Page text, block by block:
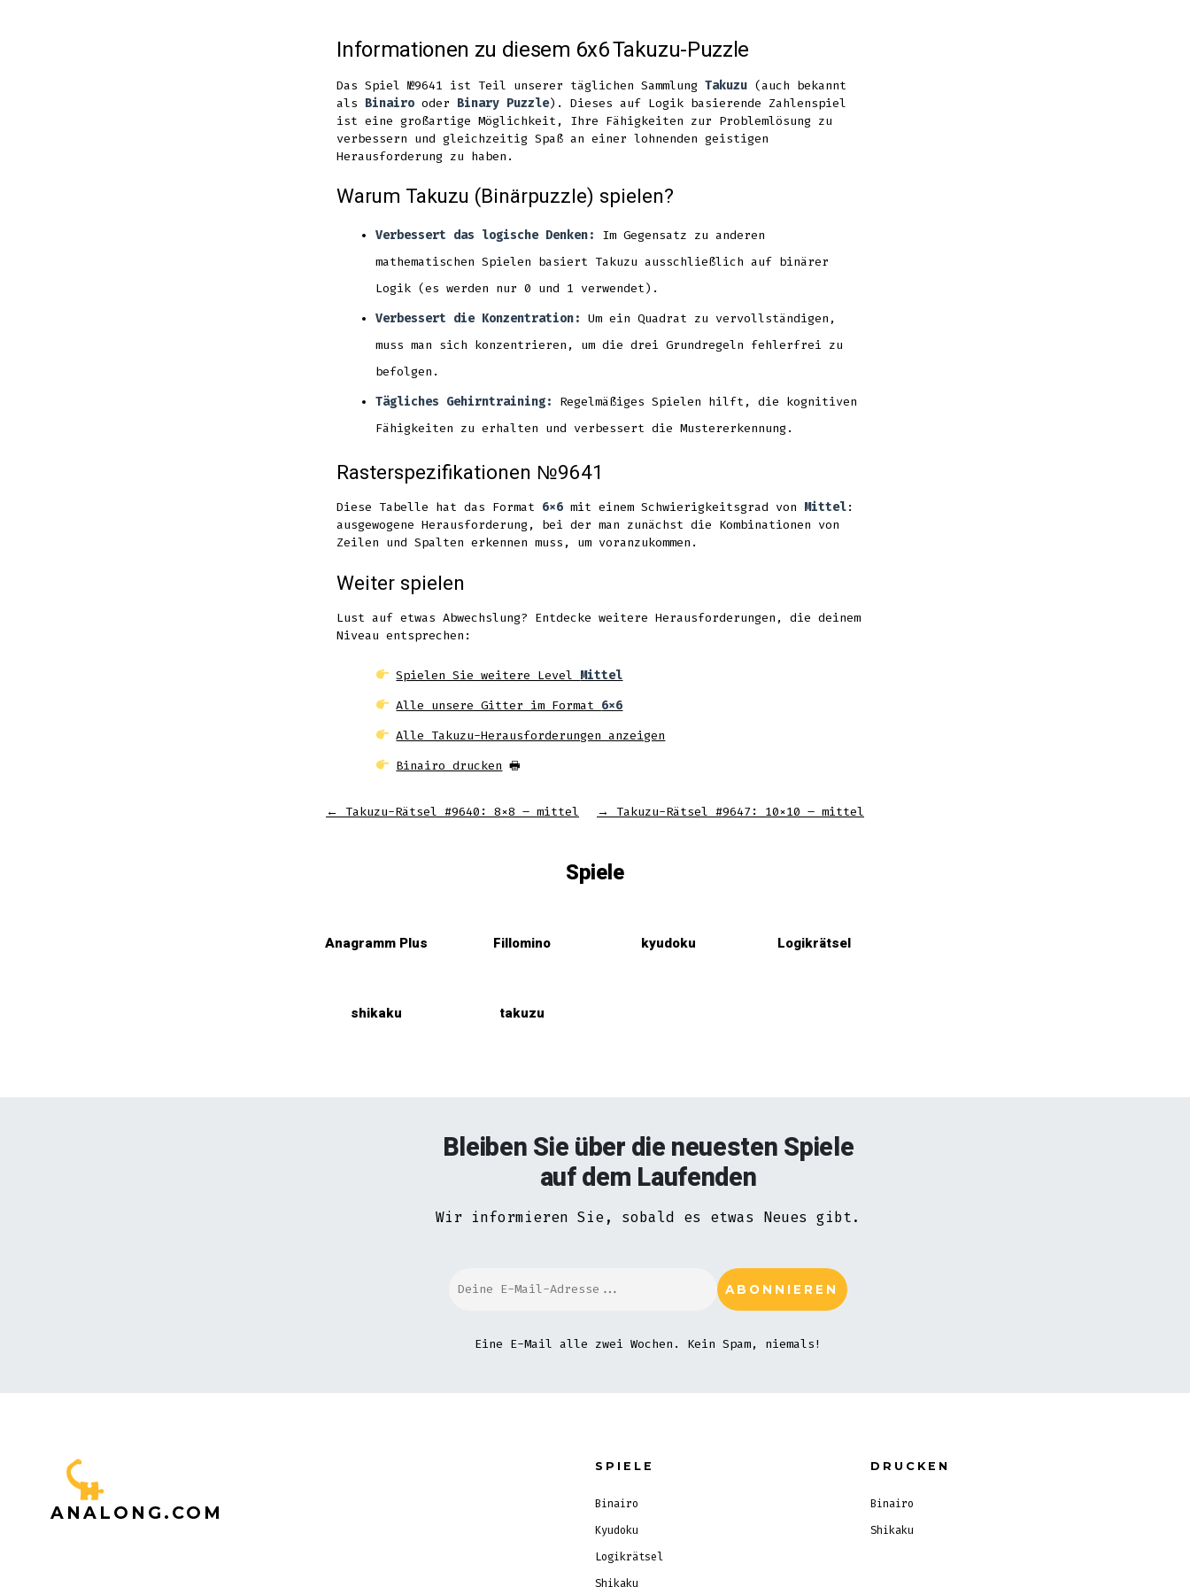
a
new
tab
a
new
tab
a
new
tab
Informationen zu diesem 6x6 Takuzu-Puzzle
Das Spiel №9641 ist Teil unserer täglichen SammlungTakuzu (auch bekannt
als Binairo oder Binary Puzzle). Dieses auf Logik basierende Zahlenspiel
ist eine großartige Möglichkeit, Ihre Fähigkeiten zur Problemlösung zu
verbessern und gleichzeitig Spaß an einer lohnenden geistigen
Herausforderung zu haben.
Warum Takuzu (Binärpuzzle) spielen?
Verbessert das logische Denken:
Im Gegensatz zu anderen
mathematischen Spielen basiert Takuzu ausschließlich auf binärer
Logik (es werden nur 0 und 1 verwendet).
Verbessert die Konzentration: Um ein Quadrat zu vervollständigen,
muss man sich konzentrieren, um die drei Grundregeln fehlerfrei zu
befolgen.
Tägliches Gehirntraining:
Regelmäßiges Spielen hilft, die kognitiven
Fähigkeiten zu erhalten und verbessert die Mustererkennung.
Rasterspezifikationen №9641
Diese Tabelle hat das Format 6x6 mit einem Schwierigkeitsgrad von Mittel:
ausgewogene Herausforderung, bei der man zunächst die Kombinationen von
Zeilen und Spalten erkennen muss, um voranzukommen.
Weiter spielen
Lust auf etwas Abwechslung? Entdecke weitere Herausforderungen, die deinem
Niveau entsprechen:
Spielen Sie weitere Level Mittel
Alle unsere Gitter im Format 6x6
Alle Takuzu-Herausforderungen anzeigen
Binairo drucken 🖶
← Takuzu-Rätsel #9640: 8×8 – mittel → Takuzu-Rätsel #9647: 10×10 – mittel
Spiele
Anagramm Plus Fillomino kyudoku Logikrätsel
shikaku takuzu
Bleiben Sie über die neuesten Spiele
auf dem Laufenden
Wir informieren Sie, sobald es etwas Neues gibt.
Eine E-Mail alle zwei Wochen. Kein Spam, niemals!
ANALONG.COM
SPIELE
Binairo
Kyudoku
Logikrätsel
Shikaku
DRUCKEN
Binairo
Shikaku